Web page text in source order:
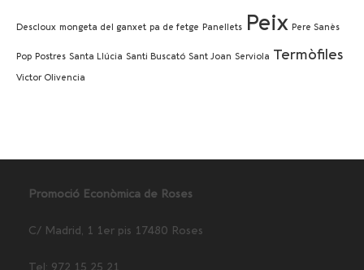
Descloux mongeta del ganxet pa de fetge Panellets Peix Pere Sanès
Pop Postres Santa Llúcia Santi Buscató Sant Joan Serviola Termòfiles
Victor Olivencia
Promoció Econòmica de Roses
C/ Madrid, 1 1er pis 17480 Roses
Tel: 972 15 25 21